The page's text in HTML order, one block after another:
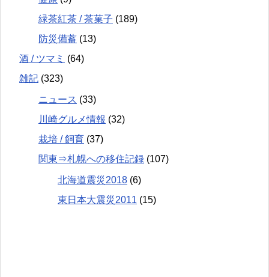
緑茶紅茶 / 茶菓子 (189)
防災備蓄 (13)
酒 / ツマミ (64)
雑記 (323)
ニュース (33)
川崎グルメ情報 (32)
栽培 / 飼育 (37)
関東⇒札幌への移住記録 (107)
北海道震災2018 (6)
東日本大震災2011 (15)